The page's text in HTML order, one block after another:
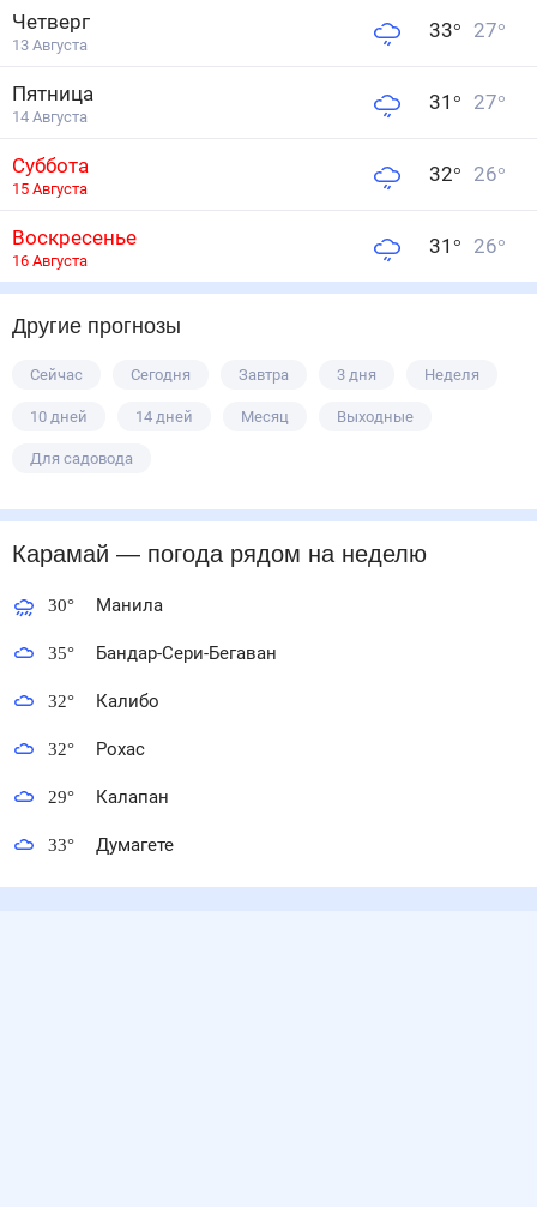
Четверг
13 Августа
33° 27°
Пятница
14 Августа
31 ° 27°
Суббота
15 Августа
32° 26°
Воскресенье
16 Августа
31 ° 26°
Другие прогнозы
Сейчас Сегодня Завтра 3 дня Неделя
10 дней 14 дней Месяц Выходные
Для садовода
Карамай — погода рядом на неделю
30° Манила
35° Бандар-Сери-Бегаван
32° Калибо
32° Рохас
29° Калапан
33° Думагете